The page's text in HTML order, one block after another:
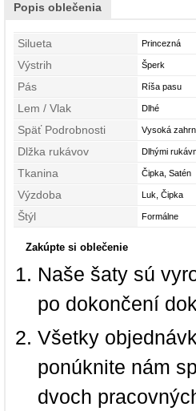
Popis oblečenia
Silueta Princezná
Výstrih Šperk
Pás Ríša pasu
Lem / Vlak Dlhé
Späť Podrobnosti Vysoká
Dlžka rukávov Dlhými
Tkanina Čipka, Satén
Výzdoba Luk, Čipka
Štýl Formálne
Zakúpte si oblečenie
Naše šaty sú
po dokončení
Všetky
ponúknite nám
dvoch